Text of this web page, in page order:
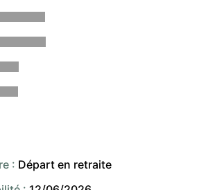
: Départ en retraite